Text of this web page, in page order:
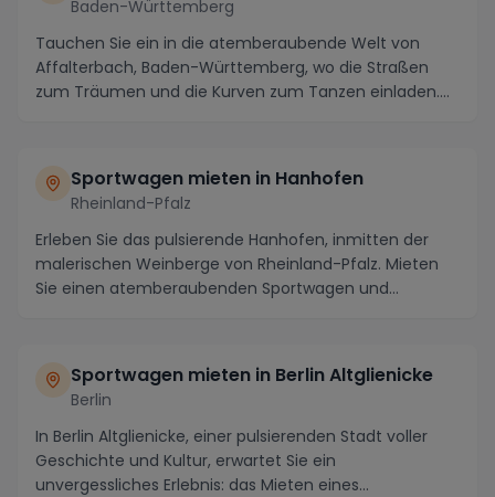
Baden-Württemberg
Tauchen Sie ein in die atemberaubende Welt von
Affalterbach, Baden-Württemberg, wo die Straßen
zum Träumen und die Kurven zum Tanzen einladen.
Sportwagen mieten in Hanhofen
Rheinland-Pfalz
Erleben Sie das pulsierende Hanhofen, inmitten der
malerischen Weinberge von Rheinland-Pfalz. Mieten
Sie einen atemberaubenden Sportwagen und
Sportwagen mieten in Berlin Altglienicke
Berlin
In Berlin Altglienicke, einer pulsierenden Stadt voller
Geschichte und Kultur, erwartet Sie ein
unvergessliches Erlebnis: das Mieten eines